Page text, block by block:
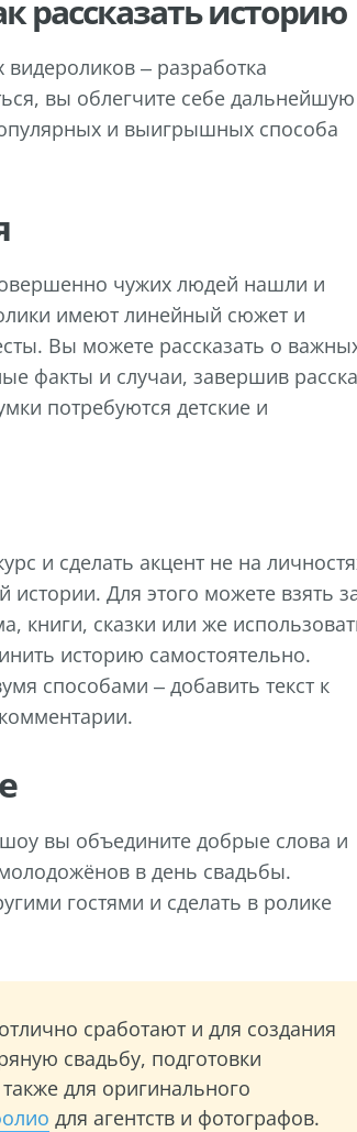
рассказать историю
– разработка
вы облегчите себе дальнейшую
и выигрышных способа
чужих людей нашли и
имеют линейный сюжет и
Вы можете рассказать о
факты и случаи, завершив
потребуются детские и
и сделать акцент не на
Для этого можете взять
книги, сказки или же
историю самостоятельно.
способами – добавить текст к
вы объедините добрые слова и
в день свадьбы.
гостями и сделать в ролике
сработают и для создания
свадьбу, подготовки
для оригинального
для агентств и фотографов.